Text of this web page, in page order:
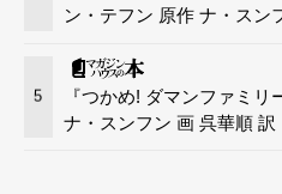
ン・テフン 原作 ナ・スン
5
『つかめ! ダマンファミ
ナ・スンフン 画 呉華順 訳